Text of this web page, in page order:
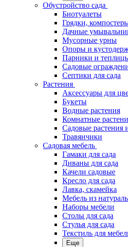
Обустройство сада
Биотуалеты
Грядки,
Дачные
Мусорные урны
Опоры и
Парники и
Садовые
Септики для сада
Растения
Аксессуары для
Букеты
Водные растения
Комнатные
Садовые растения
Травянчики
Садовая мебель
Гамаки для сада
Диваны для сада
Качели садовые
Кресло для сада
Лавка, скамейка
Мебель из
Наборы мебели
Столы для сада
Стулья для сада
Текстиль для
Еще